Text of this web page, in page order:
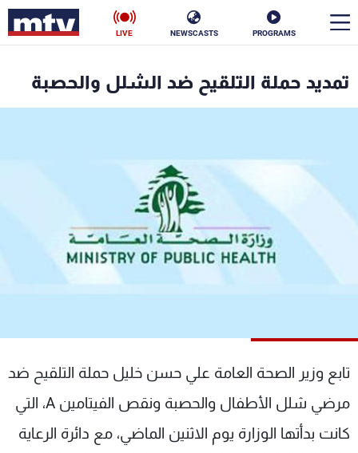
PROGRAMS
NEWSCASTS
LIVE
تمديد حملة التلقيح ضد الشلل والحصبة
تابع وزير الصحة العامة علي حسن خليل حملة التلقيح ضد
مرضي شلل الأطفال والحصبة ونقص الفيتامين A، التي
كانت بدأتها الوزارة يوم الاثنين الماضي، مع دائرة الرعاية
إقتصاد فن
رياضة
كأس العالم
شاهد البرامج
الترددات